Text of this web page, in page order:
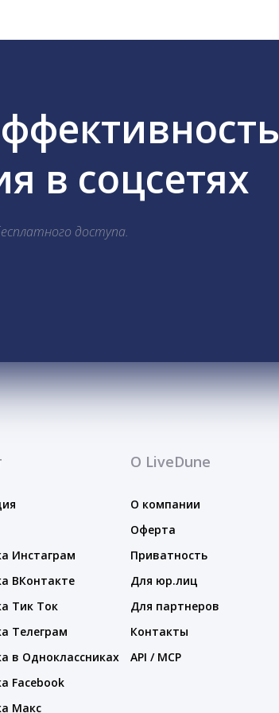
в соцсетях
доступа.
Инстаграм
ВКонтакте
Тик Ток
Телеграм
в Одноклассниках
Facebook
Макс
О LiveDune
О компании
Оферта
Приватность
Для юр.лиц
Для партнеров
Контакты
API / MCP